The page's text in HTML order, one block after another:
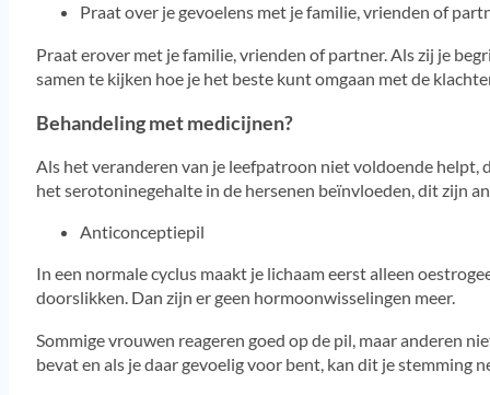
Praat over je gevoelens met je familie, vrienden of
Praat erover met je familie, vrienden of partner. Als zij je
samen te kijken hoe je het beste kunt omgaan met de
Behandeling met medicijnen?
Als het veranderen van je leefpatroon niet voldoende helpt,
het serotoninegehalte in de hersenen beïnvloeden, dit zijn
Anticonceptiepil
In een normale cyclus maakt je lichaam eerst alleen
doorslikken. Dan zijn er geen hormoonwisselingen meer.
Sommige vrouwen reageren goed op de pil, maar anderen
bevat en als je daar gevoelig voor bent, kan dit je stemming